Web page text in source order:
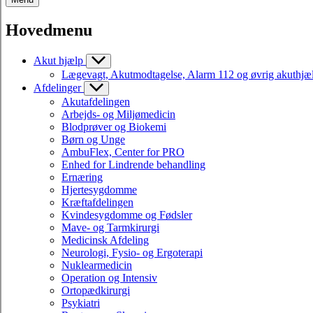
Hovedmenu
Akut hjælp
Lægevagt, Akutmodtagelse, Alarm 112 og øvrig
Afdelinger
Akutafdelingen
Arbejds- og Miljømedicin
Blodprøver og Biokemi
Børn og Unge
AmbuFlex, Center for PRO
Enhed for Lindrende behandling
Ernæring
Hjertesygdomme
Kræftafdelingen
Kvindesygdomme og Fødsler
Mave- og Tarmkirurgi
Medicinsk Afdeling
Neurologi, Fysio- og Ergoterapi
Nuklearmedicin
Operation og Intensiv
Ortopædkirurgi
Psykiatri